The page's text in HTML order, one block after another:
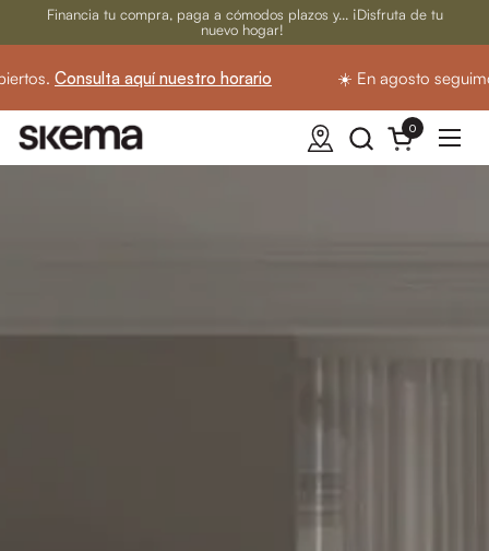
Ir al contenido
Financia tu compra, paga a cómodos plazos y... ¡Disfruta de tu
nuevo hogar!
Consulta aquí nuestro horario ☀️ En agosto seguimos
Abrir carrito
0
Abrir